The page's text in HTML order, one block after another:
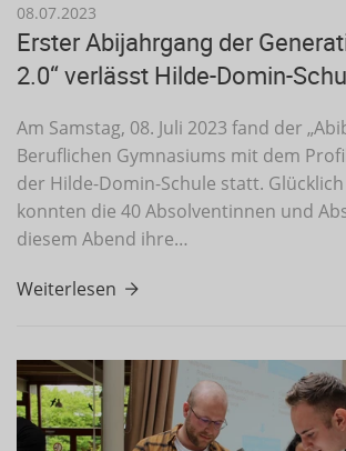
08.07.2023
Erster Abijahrgang der
2.0“ verlässt Hilde-Domin-
Am Samstag, 08. Juli 2023 fand der
Beruflichen Gymnasiums mit dem
der Hilde-Domin-Schule statt.
konnten die 40 Absolventinnen und
diesem Abend ihre…
Weiterlesen